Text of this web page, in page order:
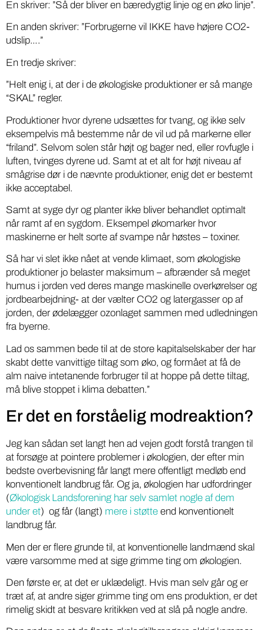
En skriver: ”Så der bliver en bæredygtig linje og en øko linje”.
En anden skriver: ”Forbrugerne vil IKKE have højere CO2-
udslip….”
En tredje skriver:
”Helt enig i, at der i de økologiske produktioner er så mange
“SKAL” regler.
Produktioner hvor dyrene udsættes for tvang, og ikke selv
eksempelvis må bestemme når de vil ud på markerne eller
“friland”. Selvom solen står højt og bager ned, eller rovfugle i
luften, tvinges dyrene ud. Samt at et alt for højt niveau af
smågrise dør i de nævnte produktioner, enig det er bestemt
ikke acceptabel.
Samt at syge dyr og planter ikke bliver behandlet optimalt
når ramt af en sygdom. Eksempel økomarker hvor
maskinerne er helt sorte af svampe når høstes – toxiner.
Så har vi slet ikke nået at vende klimaet, som økologiske
produktioner jo belaster maksimum – afbrænder så meget
humus i jorden ved deres mange maskinelle overkørelser og
jordbearbejdning- at der vælter CO2 og latergasser op af
jorden, der ødelægger ozonlaget sammen med udledningen
fra byerne.
Lad os sammen bede til at de store kapitalselskaber der har
skabt dette vanvittige tiltag som øko, og formået at få de
alm naive intetanende forbruger til at hoppe på dette tiltag,
må blive stoppet i klima debatten.”
Er det en forståelig modreaktion?
Jeg kan sådan set langt hen ad vejen godt forstå trangen til
at forsøge at pointere problemer i økologien, der efter min
bedste overbevisning får langt mere offentligt medløb end
konventionelt landbrug får. Og ja, økologien har udfordringer
(Økologisk Landsforening har selv samlet nogle af dem
under et) og får (langt) mere i støtte end konventionelt
landbrug får.
Men der er flere grunde til, at konventionelle landmænd skal
være varsomme med at sige grimme ting om økologien.
Den første er, at det er uklædeligt. Hvis man selv går og er
træt af, at andre siger grimme ting om ens produktion, er det
rimelig skidt at besvare kritikken ved at slå på nogle andre.